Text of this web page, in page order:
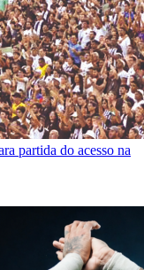
partida do acesso na